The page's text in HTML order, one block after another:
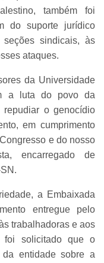
também foi
do suporte jurídico
sindicais, às
ataques.
da Universidade
a luta do povo da
repudiar o genocídio
em cumprimento
e do nosso
encarregado de
a Embaixada
entregue pelo
trabalhadoras e aos
foi solicitado que o
entidade sobre a